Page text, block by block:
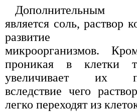
Дополнительным
является соль, раствор
развитие
микроорганизмов.
проникая в клетки
увеличивает их
вследствие чего
легко переходят из